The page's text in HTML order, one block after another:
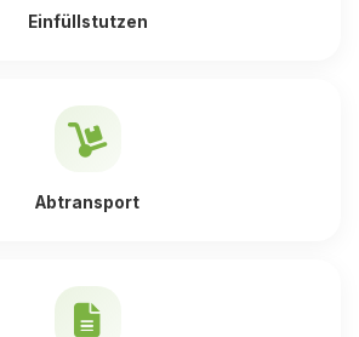
Einfüllstutzen
Abtransport